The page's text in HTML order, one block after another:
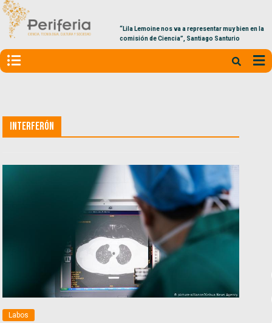
“Lila Lemoine nos va a representar muy bien en la
comisión de Ciencia”, Santiago Santurio
Interferón
Labos